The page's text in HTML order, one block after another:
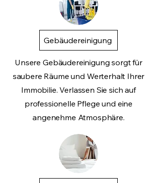
Gebäudereinigung
Unsere Gebäudereinigung sorgt für
saubere Räume und Werterhalt Ihrer
Immobilie. Verlassen Sie sich auf
professionelle Pflege und eine
angenehme Atmosphäre.